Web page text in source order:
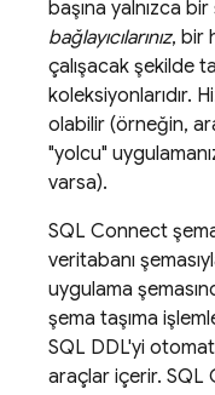
başına yalnızca
bağlayıcılarınız, bir
çalışacak şekilde
koleksiyonlarıdır.
olabilir (örneğin,
"yolcu"
varsa).
SQL Connect
veritabanı
uygulama
şema taşıma
SQL DDL'yi
araçlar içerir. SQL